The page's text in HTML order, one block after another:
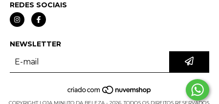
REDES SOCIAIS
NEWSLETTER
COPYRIGHT LOJA MINUTO DA BELEZA - 2026. TODOS OS DIREITOS RESERVADOS.